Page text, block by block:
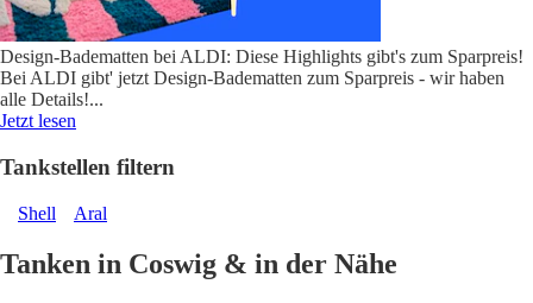
Design-Badematten bei ALDI: Diese Highlights gibt's zum Sparpreis!
Bei ALDI gibt' jetzt Design-Badematten zum Sparpreis - wir haben
alle Details!...
Jetzt lesen
Tankstellen filtern
Shell Aral
Tanken in Coswig & in der Nähe